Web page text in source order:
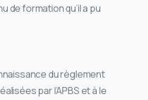
de formation qu’il a pu
du règlement
par l’APBS et à le